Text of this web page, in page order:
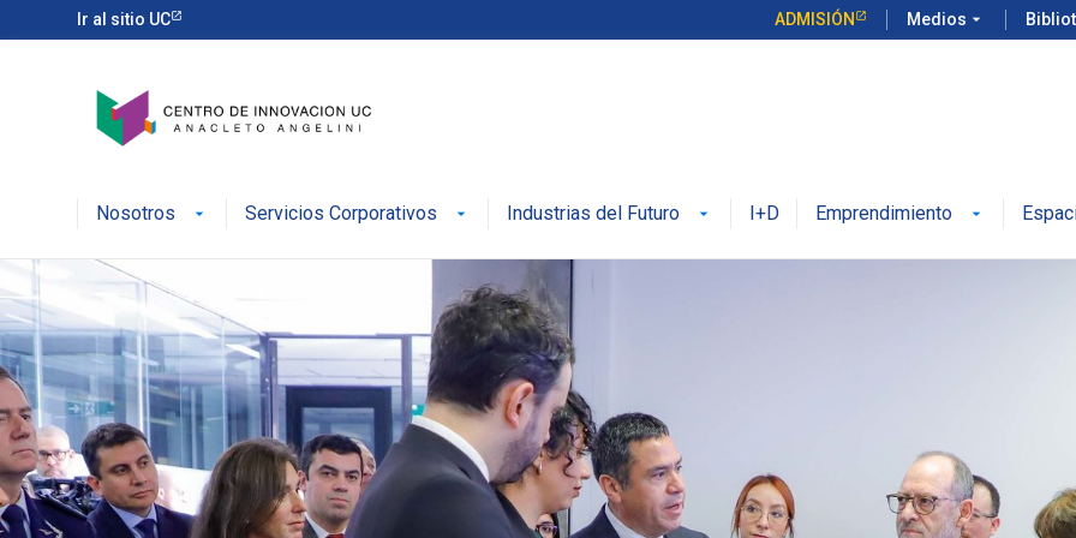
Ir al sitio UC ADMISIÓN Medios arrow_drop_down
Nosotros Servicios Corporativos Industrias del Futuro I+D Emprendimiento